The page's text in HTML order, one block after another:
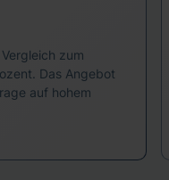
zum
Das Angebot
auf hohem